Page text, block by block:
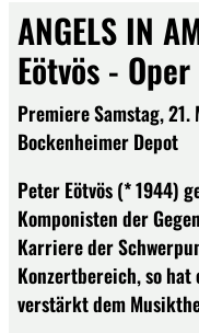
ANGELS IN
Eötvös -
Premiere Samstag,
Bockenheimer Depot
Peter Eötvös (* 1944)
Komponisten der
Karriere der
Konzertbereich, so
verstärkt dem